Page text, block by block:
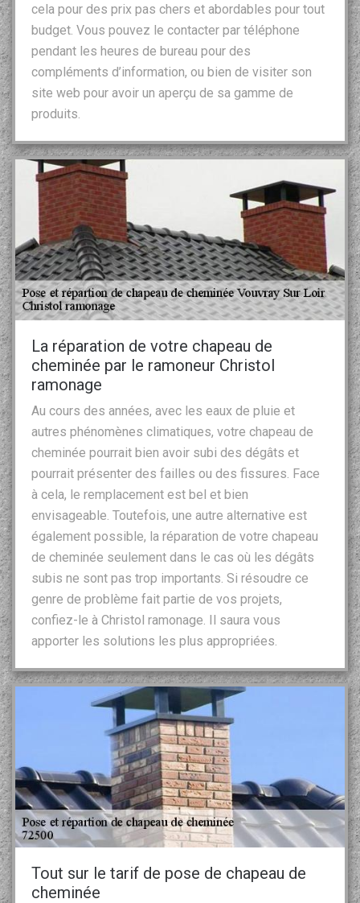
cela pour des prix pas chers et abordables pour tout
budget. Vous pouvez le contacter par téléphone
pendant les heures de bureau pour des
compléments d’information, ou bien de visiter son
site web pour avoir un aperçu de sa gamme de
produits.
La réparation de votre chapeau de
cheminée par le ramoneur Christol
ramonage
Au cours des années, avec les eaux de pluie et
autres phénomènes climatiques, votre chapeau de
cheminée pourrait bien avoir subi des dégâts et
pourrait présenter des failles ou des fissures. Face
à cela, le remplacement est bel et bien
envisageable. Toutefois, une autre alternative est
également possible, la réparation de votre chapeau
de cheminée seulement dans le cas où les dégâts
subis ne sont pas trop importants. Si résoudre ce
genre de problème fait partie de vos projets,
confiez-le à Christol ramonage. Il saura vous
apporter les solutions les plus appropriées.
Tout sur le tarif de pose de chapeau de
cheminée